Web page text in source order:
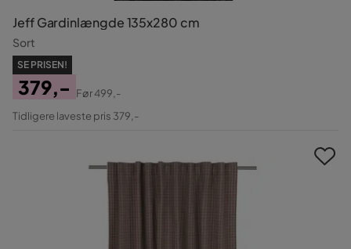
Jeff Gardinlængde 135x280 cm
Sort
SE PRISEN!
Pris
379,-
Original
Før499,-
Tidligere laveste pris 379,-